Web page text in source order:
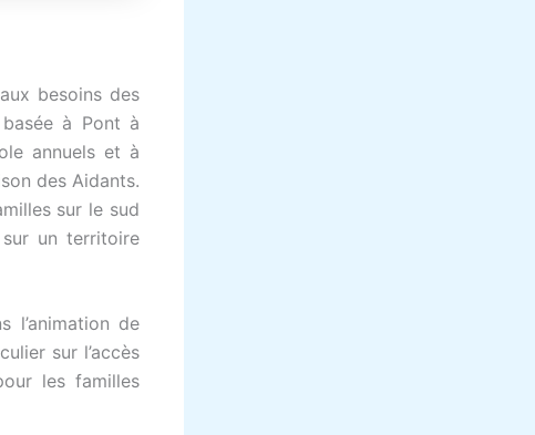
besoins des
à Pont à
annuels et à
des Aidants.
sur le sud
un territoire
l’animation de
sur l’accès
les familles